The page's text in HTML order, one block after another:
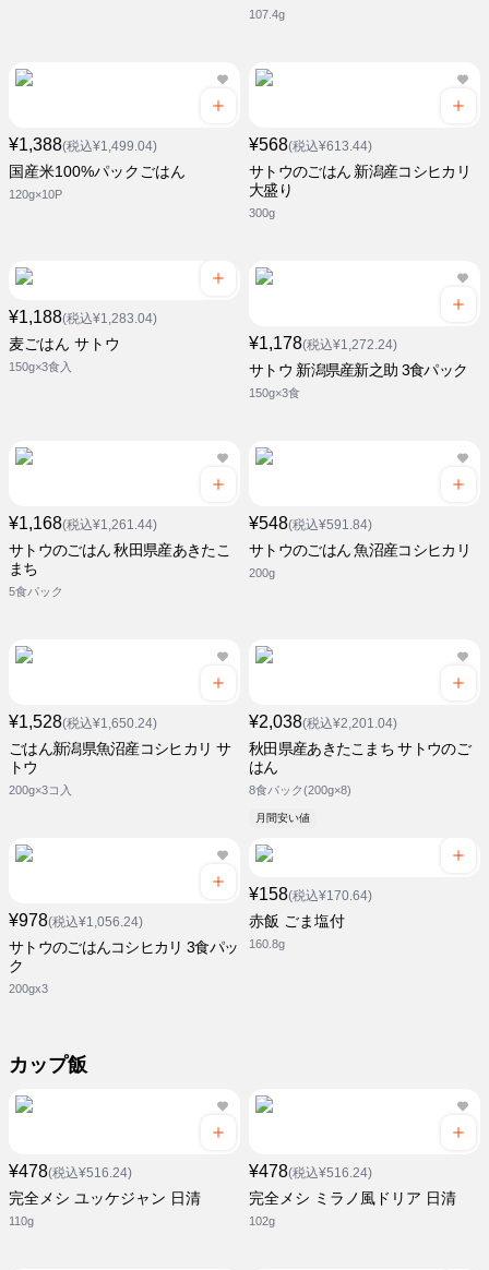
107.4g
¥1,388(税込¥1,499.04)
国産米100%パックごはん
120g×10P
¥568(税込¥613.44)
サトウのごはん 新潟産コシヒカリ
大盛り
300g
¥1,188(税込¥1,283.04)
麦ごはん サトウ
150g×3食入
¥1,178(税込¥1,272.24)
サトウ 新潟県産新之助 3食パック
150g×3食
¥1,168(税込¥1,261.44)
サトウのごはん 秋田県産あきたこ
まち
5食パック
¥548(税込¥591.84)
サトウのごはん 魚沼産コシヒカリ
200g
¥1,528(税込¥1,650.24)
ごはん新潟県魚沼産コシヒカリ サ
トウ
200g×3コ入
¥2,038(税込¥2,201.04)
秋田県産あきたこまち サトウのご
はん
8食パック(200g×8)
月間安い値
¥978(税込¥1,056.24)
サトウのごはんコシヒカリ 3食パッ
ク
200gx3
¥158(税込¥170.64)
赤飯 ごま塩付
160.8g
カップ飯
¥478(税込¥516.24)
完全メシ ユッケジャン 日清
110g
¥478(税込¥516.24)
完全メシ ミラノ風ドリア 日清
102g